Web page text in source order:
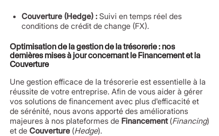
Couverture (Hedge) : Suivi en temps réel des
conditions de crédit de change (FX).
Optimisation de la gestion de la trésorerie : nos
dernières mises à jour concernant le Financement et la
Couverture
Une gestion efficace de la trésorerie est essentielle à la
réussite de votre entreprise. Afin de vous aider à gérer
vos solutions de financement avec plus d'efficacité et
de sérénité, nous avons apporté des améliorations
majeures à nos plateformes de Financement(Financing)
et de Couverture (Hedge).